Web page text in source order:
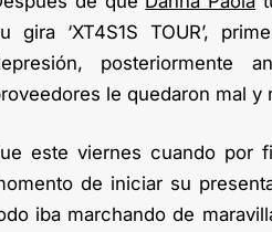
gira ‘XT4S1S TOUR’,
posteriormente
le quedaron mal y
este viernes cuando por
de iniciar su
iba marchando de